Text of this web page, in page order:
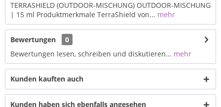
TERRASHIELD (OUTDOOR-MISCHUNG) OUTDOOR-MISCHUNG
| 15 ml Produktmerkmale TerraShield von... mehr
Bewertungen
0
Bewertungen lesen, schreiben und diskutieren... mehr
Kunden kauften auch
Kunden haben sich ebenfalls angesehen